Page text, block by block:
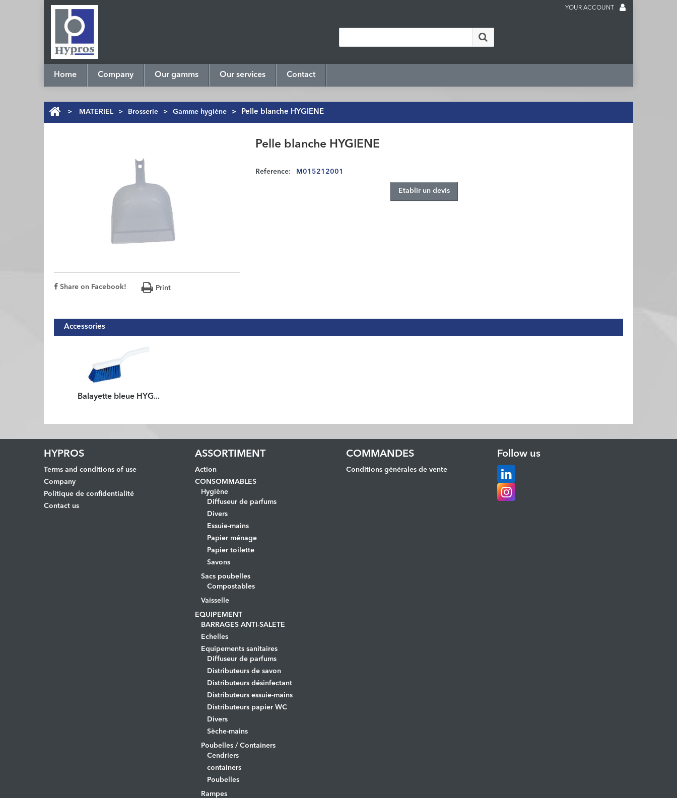
YOUR ACCOUNT
Home Company Our gamms Our services Contact
> MATERIEL > Brosserie > Gamme hygiène > Pelle blanche HYGIENE
Share on Facebook! Print
Pelle blanche HYGIENE
Reference: M015212001
Etablir un devis
Accessories
Balayette bleue HYG...
HYPROS
Terms and conditions of use
Company
Politique de confidentialité
Contact us
ASSORTIMENT
Action
CONSOMMABLES
Hygiène
Diffuseur de parfums
Divers
Essuie-mains
Papier ménage
Papier toilette
Savons
Sacs poubelles
Compostables
Vaisselle
EQUIPEMENT
BARRAGES ANTI-SALETE
Echelles
Equipements sanitaires
Diffuseur de parfums
Distributeurs de savon
Distributeurs désinfectant
Distributeurs essuie-mains
Distributeurs papier WC
Divers
Sèche-mains
Poubelles / Containers
Cendriers
containers
Poubelles
Rampes
COMMANDES
Conditions générales de vente
Follow us